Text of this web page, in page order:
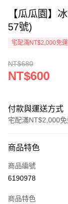
【瓜瓜園】
57號)
宅配滿NT$2,000免運
NT$680
NT$600
付款與運送方式
宅配滿NT$2,000免
信用卡一次付款
LINE Pay
商品特色
商品編號
6190978
商品特色